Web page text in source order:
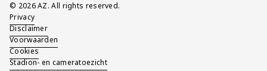
Overig
© 2026 AZ. All rights reserved.
Privacy
Disclaimer
Voorwaarden
Cookies
Stadion- en cameratoezicht